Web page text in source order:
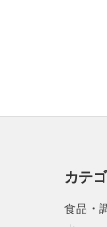
カテ
食品・